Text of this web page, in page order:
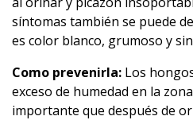
síntomas también se puede
es color blanco, grumoso y
Como prevenirla: Los
exceso de humedad en la
importante que después de